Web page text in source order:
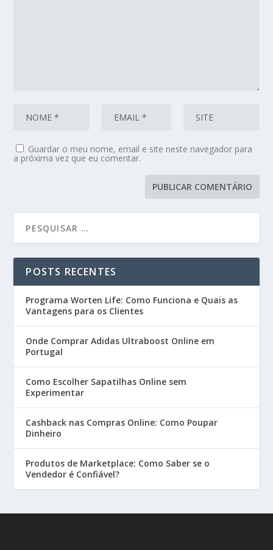
Guardar o meu nome, email e site neste navegador para
a próxima vez que eu comentar.
POSTS RECENTES
Programa Worten Life: Como Funciona e Quais as
Vantagens para os Clientes
Onde Comprar Adidas Ultraboost Online em
Portugal
Como Escolher Sapatilhas Online sem
Experimentar
Cashback nas Compras Online: Como Poupar
Dinheiro
Produtos de Marketplace: Como Saber se o
Vendedor é Confiável?